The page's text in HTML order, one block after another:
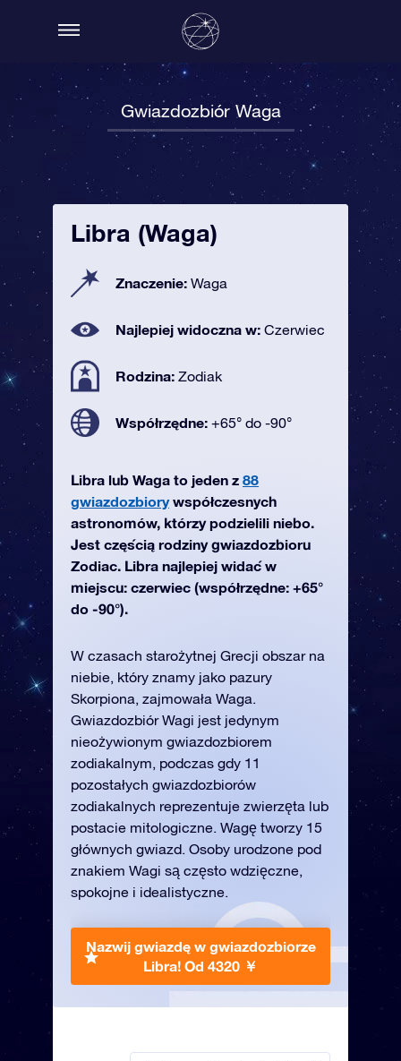
Gwiazdozbiór Waga
Libra (Waga)
Znaczenie: Waga
Najlepiej widoczna w: Czerwiec
Rodzina: Zodiak
Współrzędne: +65° do -90°
Libra lub Waga to jeden z 88
gwiazdozbiorywspółczesnych
astronomów, którzy podzielili niebo.
Jest częścią rodziny gwiazdozbioru
Zodiac. Libra najlepiej widać w
miejscu: czerwiec (współrzędne: +65°
do -90°).
W czasach starożytnej Grecji obszar na
niebie, który znamy jako pazury
Skorpiona, zajmowała Waga.
Gwiazdozbiór Wagi jest jedynym
nieożywionym gwiazdozbiorem
zodiakalnym, podczas gdy 11
pozostałych gwiazdozbiorów
zodiakalnych reprezentuje zwierzęta lub
postacie mitologiczne. Wagę tworzy 15
głównych gwiazd. Osoby urodzone pod
znakiem Wagi są często wdzięczne,
spokojne i idealistyczne.
Nazwij gwiazdę w gwiazdozbiorze
Libra! Od 4320 ￥